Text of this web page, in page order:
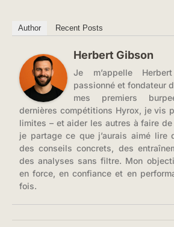
Author Recent Posts
Herbert Gibson
Je m’appelle
passionné et fondateur
mes premiers
dernières compétitions Hyrox, je vis
limites – et aider les autres à faire de
je partage ce que j’aurais aimé lire
des conseils concrets, des
des analyses sans filtre. Mon
en force, en confiance et en
fois.